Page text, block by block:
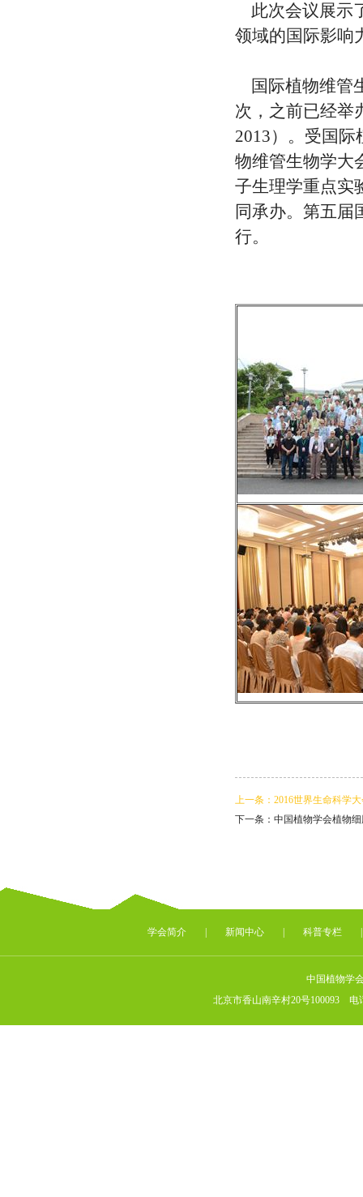
此次会议展示
领域的国际影响
国际植物维管
次，之前已经举
2013）。受国
物维管生物学大
子生理学重点实
同承办。第五届
行。
上一条：2016世界生命科学
下一条：中国植物学会植物
学会简介 新闻中心 科普专栏
中国植物学
北京市香山南辛村20号100093 电